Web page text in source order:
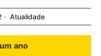
Atualidade
ano